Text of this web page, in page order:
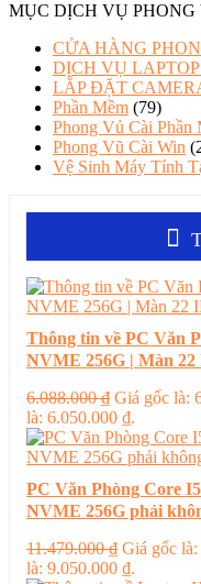
MỤC DỊCH VỤ PHONG
CỬA HÀNG
DỊCH VỤ
LẮP ĐẶT
Phần Mềm (79)
Phong Vủ Cài Phần
Phong Vũ Cài Win
Vệ Sinh Máy Tính
Thông tin về PC Văn
NVME 256G | Màn
6.088.000₫ Giá gốc là:
là: 6.050.000 ₫.
PC Văn Phòng Core
NVME 256G phải
11.479.000₫ Giá gốc
là: 9.050.000 ₫.